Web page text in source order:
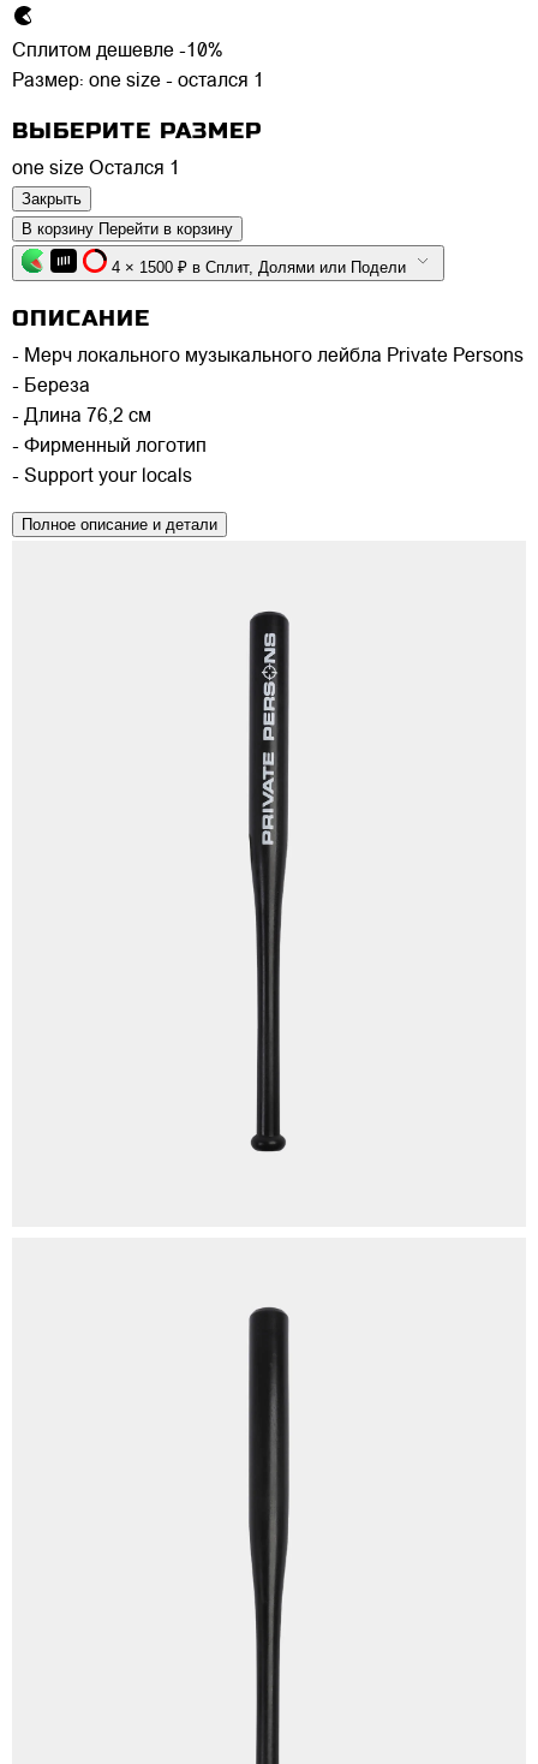
Сплитом дешевле -10%
Размер: one size - остался 1
ВЫБЕРИТЕ РАЗМЕР
one size Остался 1
Закрыть
В корзину Перейти в корзину
4 × 1500 ₽ в Сплит, Долями или Подели
ОПИСАНИЕ
- Мерч локального музыкального лейбла Private Persons
- Береза
- Длина 76,2 см
- Фирменный логотип
- Support your locals
Полное описание и детали